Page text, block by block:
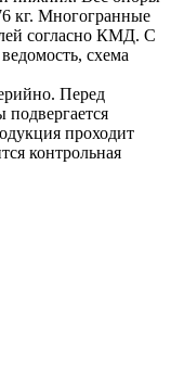
кг. Многогранные
согласно КМД. С
схема
Перед
подвергается
проходит
контрольная